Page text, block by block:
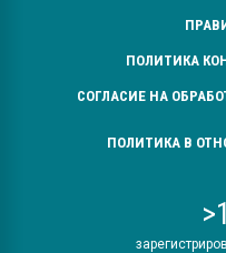
ПОЛИТИКА
СОГЛАСИЕ НА
ПОЛИТИКА В